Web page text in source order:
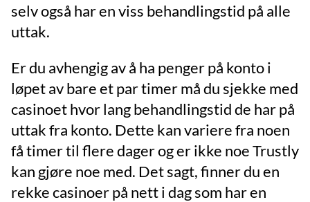
selv også har en viss behandlingstid på alle
uttak.
Er du avhengig av å ha penger på konto i
løpet av bare et par timer må du sjekke med
casinoet hvor lang behandlingstid de har på
uttak fra konto. Dette kan variere fra noen
få timer til flere dager og er ikke noe Trustly
kan gjøre noe med. Det sagt, finner du en
rekke casinoer på nett i dag som har en